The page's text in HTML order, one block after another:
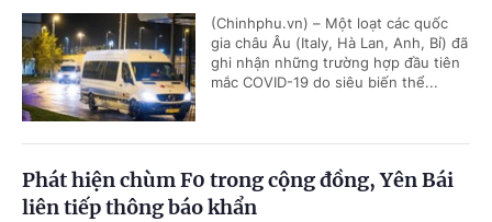
(Chinhphu.vn) – Một loạt các quốc
gia châu Âu (Italy, Hà Lan, Anh, Bỉ) đã
ghi nhận những trường hợp đầu tiên
mắc COVID-19 do siêu biến thể...
Phát hiện chùm F0 trong cộng đồng, Yên Bái
liên tiếp thông báo khẩn